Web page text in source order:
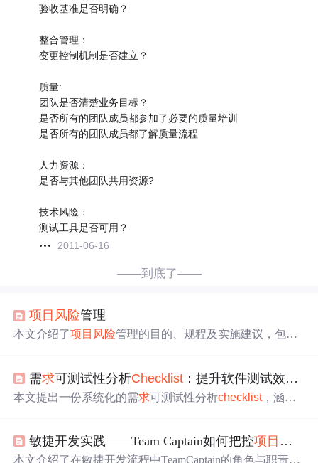
验收基准是否明确？
整合管理：
变更控制机制是否建立？
质量:
团队是否清楚业务目标？
是否所有的团队成员都参加了必要的质量培训
是否所有的团队成员都了解质量流程
人力资源：
是否与其他团队共用资源?
技术风险：
测试工具是否可用？
2011-06-16
——到底了——
项目风险管理
本文介绍了项目风险管理的目的、规程及实施建议，包括
需求可测试性分析Checklist ：提升软件测试效率的实用指南
本文提出一份系统化的需求可测试性分析check list，涵盖
量，适用于多种开发模式，助力实现Shift-Left测试。
敏捷开发实践——Team Captain如何把控项目风险
本文介绍了在敏捷开发流程中TeamCaptain的角色与职责，